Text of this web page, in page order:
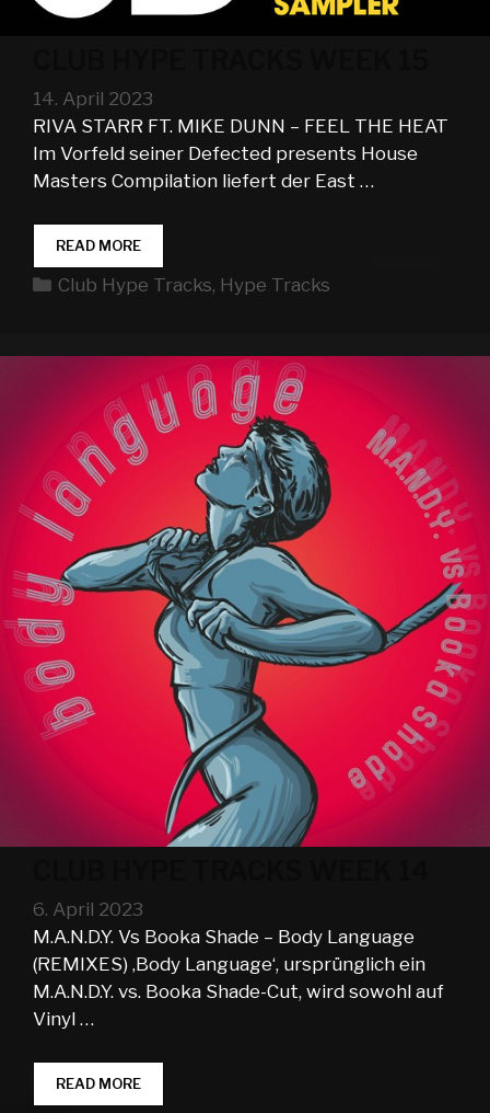
14. April 2023
RIVA STARR FT. MIKE DUNN – FEEL THE HEAT
Im Vorfeld seiner Defected presents House
Masters Compilation liefert der East …
READ MORECLUB
HYPE
TRACKS
Kategorien
Club Hype Tracks, Hype Tracks
6. April 2023
M.A.N.D.Y. Vs Booka Shade – Body Language
(REMIXES) ‚Body Language‘, ursprünglich ein
M.A.N.D.Y. vs. Booka Shade-Cut, wird sowohl auf
Vinyl …
READ MORECLUB
HYPE